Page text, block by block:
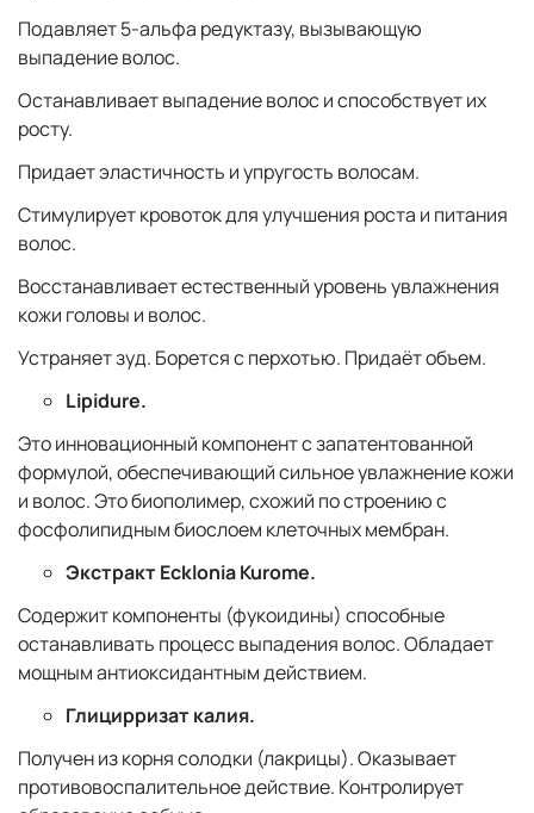
Подавляет 5-альфа редуктазу, вызывающую
выпадение волос.
Останавливает выпадение волос и способствует их
росту.
Придает эластичность и упругость волосам.
Стимулирует кровоток для улучшения роста и питания
волос.
Восстанавливает естественный уровень увлажнения
кожи головы и волос.
Устраняет зуд. Борется с перхотью. Придаёт объем.
Lipidure.
Это инновационный компонент с запатентованной
формулой, обеспечивающий сильное увлажнение кожи
и волос. Это биополимер, схожий по строению с
фосфолипидным биослоем клеточных мембран.
Экстракт Ecklonia Kurome.
Содержит компоненты (фукоидины) способные
останавливать процесс выпадения волос. Обладает
мощным антиоксидантным действием.
Глицирризат калия.
Получен из корня солодки (лакрицы). Оказывает
противовоспалительное действие. Контролирует